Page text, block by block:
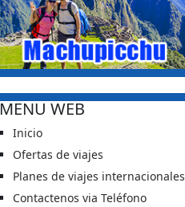
MENU WEB
Inicio
Ofertas de viajes
Planes de viajes internacionales
Contactenos via Teléfono